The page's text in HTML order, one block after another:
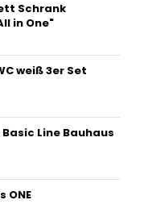
Schrank
in One"
weiß 3er Set
Line Bauhaus
ONE